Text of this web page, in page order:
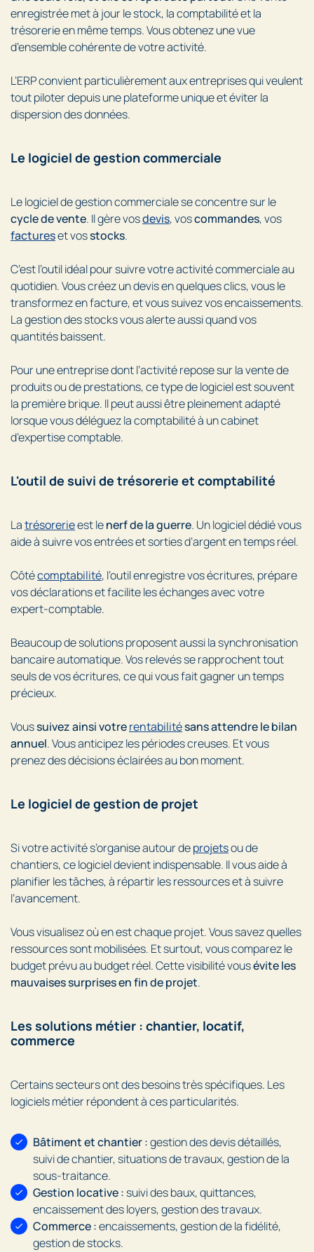
enregistrée met à jour le stock, la comptabilité et la
trésorerie en même temps. Vous obtenez une vue
d’ensemble cohérente de votre activité.
L’ERP convient particulièrement aux entreprises qui veulent
tout piloter depuis une plateforme unique et éviter la
dispersion des données.
Le logiciel de gestion commerciale
Le logiciel de gestion commerciale se concentre sur le
cycle de vente. Il gère vosdevis, voscommandes, vos
factureset vosstocks.
C’est l’outil idéal pour suivre votre activité commerciale au
quotidien. Vous créez un devis en quelques clics, vous le
transformez en facture, et vous suivez vos encaissements.
La gestion des stocks vous alerte aussi quand vos
quantités baissent.
Pour une entreprise dont l’activité repose sur la vente de
produits ou de prestations, ce type de logiciel est souvent
la première brique. Il peut aussi être pleinement adapté
lorsque vous déléguez la comptabilité à un cabinet
d’expertise comptable.
L'outil de suivi de trésorerie et comptabilité
Latrésorerieest lenerf de la guerre. Un logiciel dédié vous
aide à suivre vos entrées et sorties d’argent en temps réel.
Côtécomptabilité, l’outil enregistre vos écritures, prépare
vos déclarations et facilite les échanges avec votre
expert-comptable.
Beaucoup de solutions proposent aussi la synchronisation
bancaire automatique. Vos relevés se rapprochent tout
seuls de vos écritures, ce qui vous fait gagner un temps
précieux.
Voussuivez ainsi votrerentabilitésans attendre le bilan
annuel. Vous anticipez les périodes creuses. Et vous
prenez des décisions éclairées au bon moment.
Le logiciel de gestion de projet
Si votre activité s’organise autour deprojetsou de
chantiers, ce logiciel devient indispensable. Il vous aide à
planifier les tâches, à répartir les ressources et à suivre
l’avancement.
Vous visualisez où en est chaque projet. Vous savez quelles
ressources sont mobilisées. Et surtout, vous comparez le
budget prévu au budget réel. Cette visibilité vousévite les
mauvaises surprises en fin de projet.
Les solutions métier : chantier, locatif,
commerce
Certains secteurs ont des besoins très spécifiques. Les
logiciels métier répondent à ces particularités.
Bâtiment et chantier :gestion des devis détaillés,
suivi de chantier, situations de travaux, gestion de la
sous-traitance.
Gestion locative :suivi des baux, quittances,
encaissement des loyers, gestion des travaux.
Commerce :encaissements, gestion de la fidélité,
gestion de stocks.